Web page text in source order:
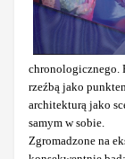
chronologicznego.
rzeźbą jako
architekturą jako
samym w sobie.
Zgromadzone na